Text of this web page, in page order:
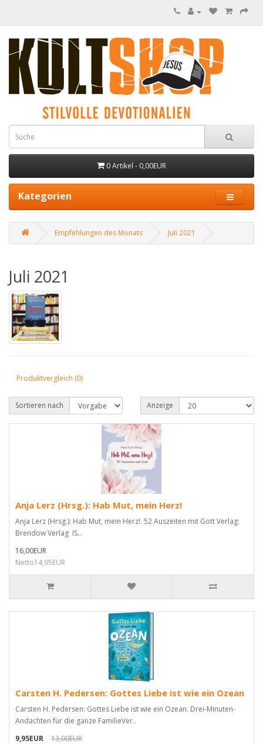
0 Artikel - 0,00EUR
Kategorien
Empfehlungen des Monats Juli 2021
Juli 2021
Produktvergleich (0)
Sortieren nach Anzeige
Anja Lerz (Hrsg.): Hab Mut, mein Herz!
Anja Lerz (Hrsg.): Hab Mut, mein Herz!. 52 Auszeiten mit Gott Verlag:
Brendow Verlag IS..
16,00EUR
Netto14,95EUR
Carsten H. Pedersen: Gottes Liebe ist wie ein Ozean
Carsten H. Pedersen: Gottes Liebe ist wie ein Ozean. Drei-Minuten-
Andachten für die ganze FamilieVer..
9,95EUR
13,00EUR